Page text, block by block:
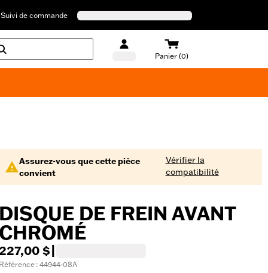
Suivi de commande
Panier (0)
Assurez-vous que cette pièce
convient
Vérifier la
compatibilité
DE FREIN AVANT
$
: 44944-08A